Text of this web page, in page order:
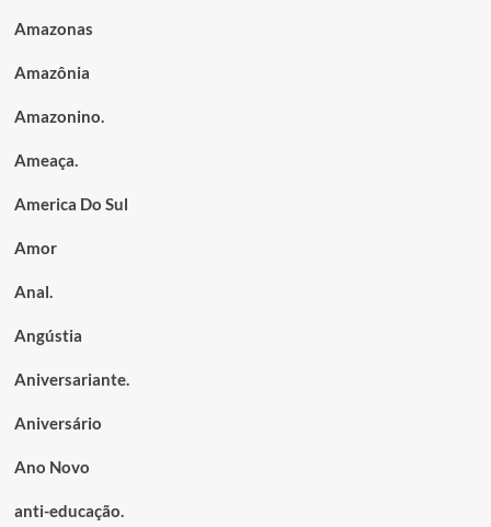
Amazonas
Amazônia
Amazonino.
Ameaça.
America Do Sul
Amor
Anal.
Angústia
Aniversariante.
Aniversário
Ano Novo
anti-educação.